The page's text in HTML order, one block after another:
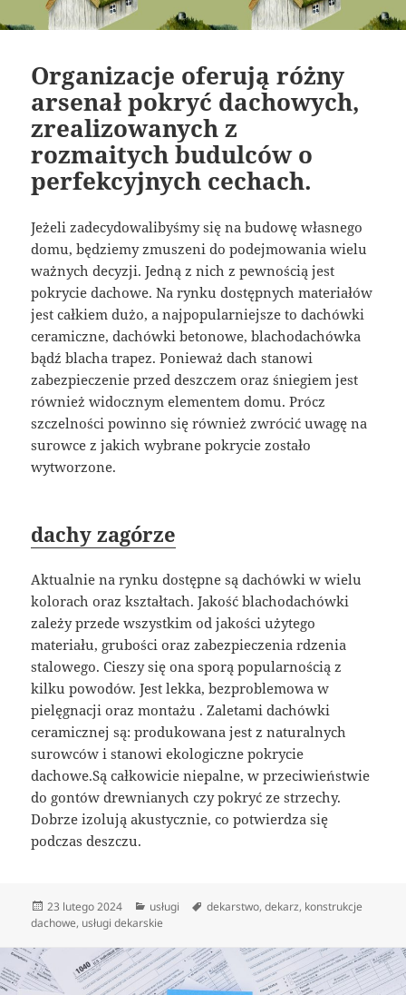
Organizacje oferują różny
arsenał pokryć dachowych,
zrealizowanych z
rozmaitych budulców o
perfekcyjnych cechach.
Jeżeli zadecydowalibyśmy się na budowę własnego
domu, będziemy zmuszeni do podejmowania wielu
ważnych decyzji. Jedną z nich z pewnością jest
pokrycie dachowe. Na rynku dostępnych materiałów
jest całkiem dużo, a najpopularniejsze to dachówki
ceramiczne, dachówki betonowe, blachodachówka
bądź blacha trapez. Ponieważ dach stanowi
zabezpieczenie przed deszczem oraz śniegiem jest
również widocznym elementem domu. Prócz
szczelności powinno się również zwrócić uwagę na
surowce z jakich wybrane pokrycie zostało
wytworzone.
dachy zagórze
Aktualnie na rynku dostępne są dachówki w wielu
kolorach oraz kształtach. Jakość blachodachówki
zależy przede wszystkim od jakości użytego
materiału, grubości oraz zabezpieczenia rdzenia
stalowego. Cieszy się ona sporą popularnością z
kilku powodów. Jest lekka, bezproblemowa w
pielęgnacji oraz montażu . Zaletami dachówki
ceramicznej są: produkowana jest z naturalnych
surowców i stanowi ekologiczne pokrycie
dachowe.Są całkowicie niepalne, w przeciwieństwie
do gontów drewnianych czy pokryć ze strzechy.
Dobrze izolują akustycznie, co potwierdza się
podczas deszczu.
Data
publikacji
23 lutego 2024 Kategorie
usługi Tagi
dekarstwo,dekarz, konstrukcje
dachowe, usługi dekarskie